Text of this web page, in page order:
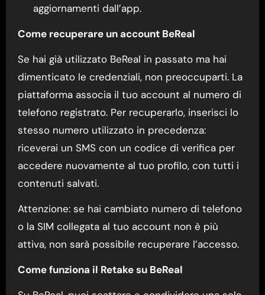
aggiornamenti dall’app.
Come recuperare un account BeReal
Se hai già utilizzato BeReal in passato ma hai
dimenticato le credenziali, non preoccuparti. La
piattaforma associa il tuo account al numero di
telefono registrato. Per recuperarlo, inserisci lo
stesso numero utilizzato in precedenza:
riceverai un SMS con un codice di verifica per
accedere nuovamente al tuo profilo, con tutti i
contenuti salvati.
Attenzione: se hai cambiato numero di telefono
o la SIM collegata al tuo account non è più
attiva, non sarà possibile recuperare l’accesso.
Come funziona il Retake su BeReal